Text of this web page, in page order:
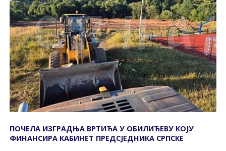
ПОЧЕЛА ИЗГРАДЊА ВРТИЋА У ОБИЛИЋЕВУ КОЈУ
ФИНАНСИРА КАБИНЕТ ПРЕДСЈЕДНИКА СРПСКЕ